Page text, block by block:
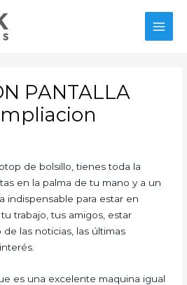
PANTALLA
de bolsillo, tienes toda la
en la palma de tu mano y a un
indispensable para estar en
trabajo, tus amigos, estar
las noticias, las últimas
es una excelente maquina igual